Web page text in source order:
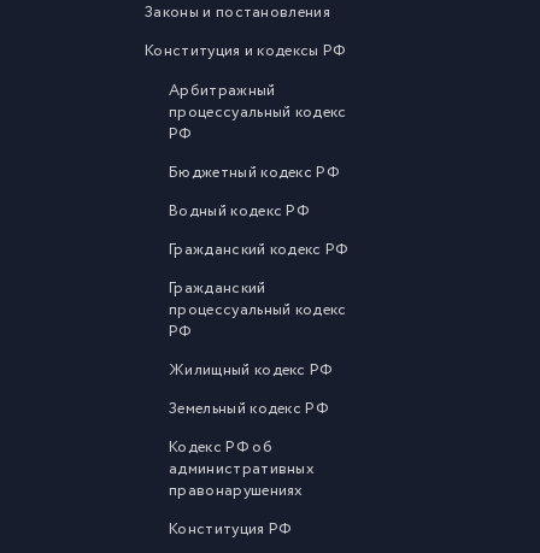
Законы и постановления
Конституция и кодексы РФ
Арбитражный
процессуальный кодекс
РФ
Бюджетный кодекс РФ
Водный кодекс РФ
Гражданский кодекс РФ
Гражданский
процессуальный кодекс
РФ
Жилищный кодекс РФ
Земельный кодекс РФ
Кодекс РФ об
административных
правонарушениях
Конституция РФ